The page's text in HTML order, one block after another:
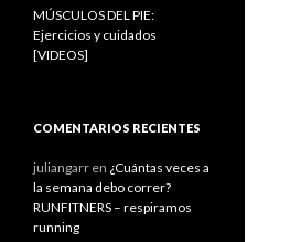
MÚSCULOS DEL PIE:
Ejercicios y cuidados
[VIDEOS]
COMENTARIOS RECIENTES
juliangarr en ¿Cuántas veces a
la semana debo correr?
RUNFITNERS – respiramos
running